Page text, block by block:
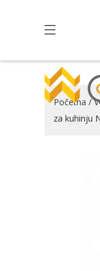
Početna /
za kuhinju